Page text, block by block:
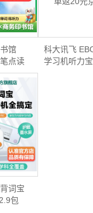
馆
点读
科大讯飞
学习机听力
词宝
包